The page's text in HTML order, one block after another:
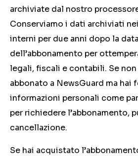
archiviate dal nostro
Conserviamo i dati archiviati
interni per due anni dopo la
dell’abbonamento per
legali, fiscali e contabili. Se non
abbonato a NewsGuard ma hai
informazioni personali come
per richiedere l’abbonamento,
cancellazione.
Se hai acquistato